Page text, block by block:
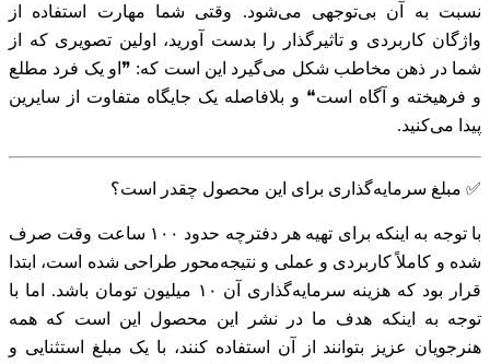
نسبت به آن بی‌توجهی می‌شود. وقتی شما مهارت استفاده از
واژگان کاربردی و تاثیرگذار را بدست آورید، اولین تصویری که از
شما در ذهن مخاطب شکل می‌گیرد این است که: ❞او یک فرد مطلع
و فرهیخته و آگاه است❝ و بلافاصله یک جایگاه متفاوت از سایرین
پیدا می‌کنید.
✅ مبلغ سرمایه‌گذاری برای این محصول چقدر است؟
با توجه به اینکه برای تهیه هر دفترچه حدود ۱۰۰ ساعت وقت صرف
شده و کاملاً کاربردی و عملی و نتیجه‌محور طراحی شده است، ابتدا
قرار بود که هزینه سرمایه‌گذاری آن ۱۰ میلیون تومان باشد. اما با
توجه به اینکه هدف ما در نشر این محصول این است که همه
هنرجویان عزیز بتوانند از آن استفاده کنند، با یک مبلغ استثنایی و